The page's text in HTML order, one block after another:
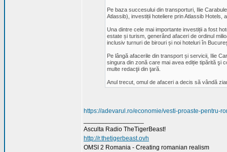
Pe baza succesului din transporturi, Ilie
Atlassib), investiții hoteliere prin Atlassib Hotels,
Una dintre cele mai importante investiții a fost
estate și turism, generând afaceri de ordinul
inclusiv turnuri de birouri și noi hoteluri în
Pe lângă afacerile din transport și servicii, Ilie
singura din zonă care mai avea ediție tipărită şi
multe redacţii din ţară.
Anul trecut, omul de afaceri a decis să vândă
https://adevarul.ro/economie/vesti-proaste-pentru-
Asculta Radio TheTigerBeast!
http://r.thetigerbeast.ovh
OMSI 2 Romania - Creating romanian realism